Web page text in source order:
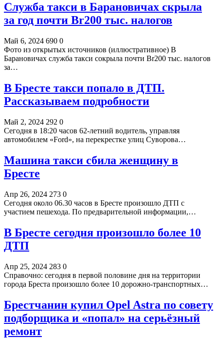
Служба такси в Барановичах скрыла
за год почти Br200 тыс. налогов
Май 6, 2024 690 0
Фото из открытых источников (иллюстративное) В
Барановичах служба такси сокрыла почти Br200 тыс. налогов
за…
В Бресте такси попало в ДТП.
Рассказываем подробности
Май 2, 2024 292 0
Сегодня в 18:20 часов 62-летний водитель, управляя
автомобилем «Ford», на перекрестке улиц Суворова…
Машина такси сбила женщину в
Бресте
Апр 26, 2024 273 0
Сегодня около 06.30 часов в Бресте произошло ДТП с
участием пешехода. По предварительной информации,…
В Бресте сегодня произошло более 10
ДТП
Апр 25, 2024 283 0
Справочно: сегодня в первой половине дня на территории
города Бреста произошло более 10 дорожно-транспортных…
Брестчанин купил Opel Astra по совету
подборщика и «попал» на серьёзный
ремонт